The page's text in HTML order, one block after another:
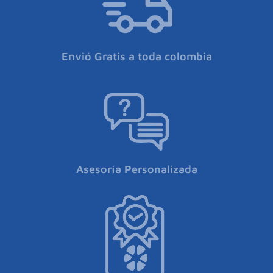
Envió Gratis a toda colombia
Asesoría Personalizada